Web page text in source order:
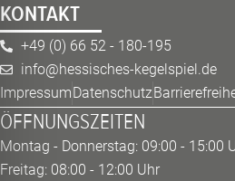
KONTAKT
+49 (0) 66 52 - 180-195
info@hessisches-kegelspiel.de
ImpressumDatenschutz
ÖFFNUNGSZEITEN
Montag - Donnerstag: 09:00 - 15:00
Freitag: 08:00 - 12:00 Uhr